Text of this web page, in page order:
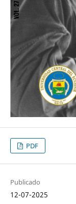
PDF
Publicado
12-07-2025